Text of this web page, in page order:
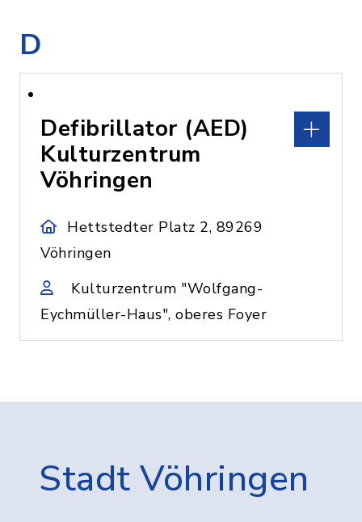
D
Defibrillator (AED)
Kulturzentrum
Vöhringen
Hettstedter Platz 2, 89269
Vöhringen
Kulturzentrum "Wolfgang-
Eychmüller-Haus", oberes Foyer
Stadt Vöhringen